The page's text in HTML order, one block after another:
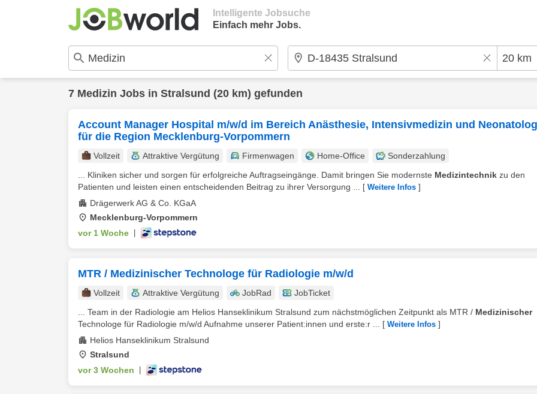
Intelligente Jobsuche
Einfach mehr Jobs.
7 Medizin Jobs in Stralsund (20 km) gefunden
Account Manager Hospital m/w/d im Bereich Anästhesie, Intensivmedizin und
für die Region Mecklenburg-Vorpommern
Vollzeit Attraktive Vergütung Firmenwagen Home-Office
Sonderzahlung
... Kliniken sicher und sorgen für erfolgreiche Auftragseingänge. Damit bringen Sie modernste Medizintechnik zu den
Patienten und leisten einen entscheidenden Beitrag zu ihrer Versorgung ...
[ Weitere Infos ]
Drägerwerk AG & Co. KGaA
Mecklenburg-Vorpommern
vor 1 Woche
MTR / Medizinischer Technologe für Radiologie m/w/d
Vollzeit Attraktive Vergütung JobRad
JobTicket
... Team in der Radiologie am Helios Hanseklinikum Stralsund zum nächstmöglichen Zeitpunkt als MTR / Medizinischer
Technologe für Radiologie m/w/d Aufnahme unserer Patient:innen und erste:r ...
[ Weitere Infos ]
Helios Hanseklinikum Stralsund
Stralsund
vor 3 Wochen